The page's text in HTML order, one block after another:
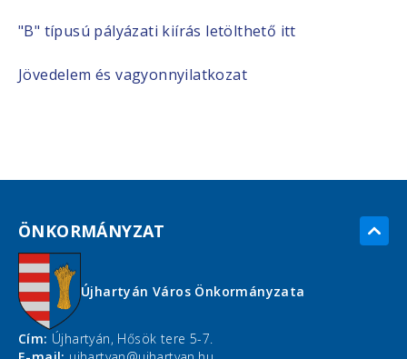
"B" típusú pályázati kiírás letölthető itt
Jövedelem és vagyonnyilatkozat
ÖNKORMÁNYZAT
Újhartyán Város Önkormányzata
Cím: Újhartyán, Hősök tere 5-7.